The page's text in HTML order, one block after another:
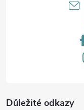
Důležité odkazy